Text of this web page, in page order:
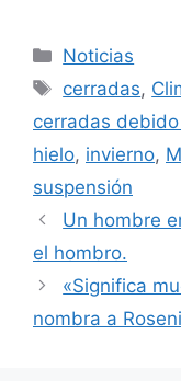
Categorías
Noticias
Etiquetas
cerradas,
cerradas
hielo, invierno,
suspensión
Un hombre
el hombro.
«Significa
nombra a